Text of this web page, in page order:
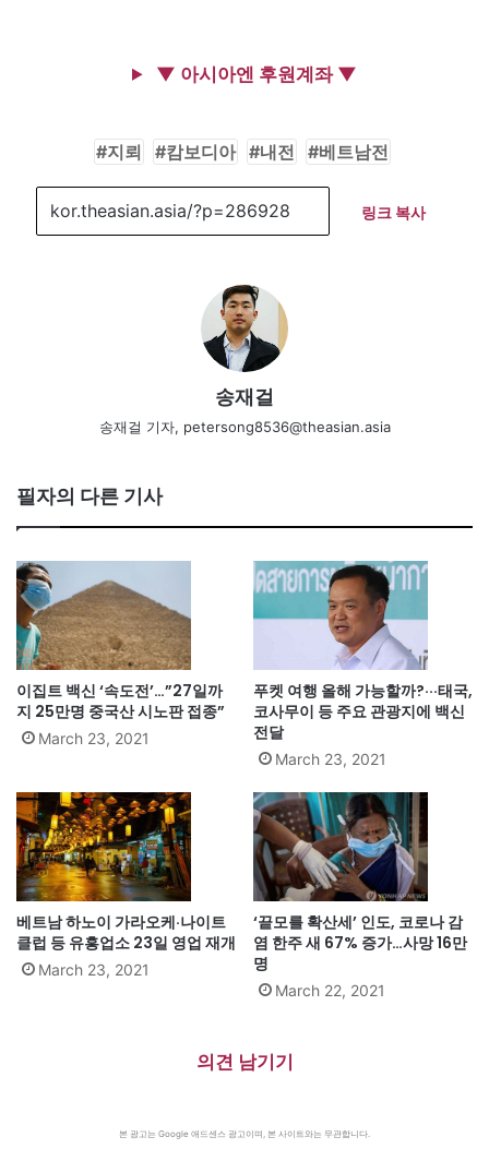
▼ 아시아엔 후원계좌 ▼
지뢰 캄보디아 내전 베트남전
링크 복사
송재걸
송재걸 기자, petersong8536@theasian.asia
필자의 다른 기사
이집트 백신 ‘속도전’…”27일까
지 25만명 중국산 시노판 접종”
March 23, 2021
푸켓 여행 올해 가능할까?···태국,
코사무이 등 주요 관광지에 백신
전달
March 23, 2021
베트남 하노이 가라오케·나이트
클럽 등 유흥업소 23일 영업 재개
March 23, 2021
‘끝모를 확산세’ 인도, 코로나 감
염 한주 새 67% 증가…사망 16만
명
March 22, 2021
의견 남기기
본 광고는 Google 애드센스 광고이며, 본 사이트와는 무관합니다.